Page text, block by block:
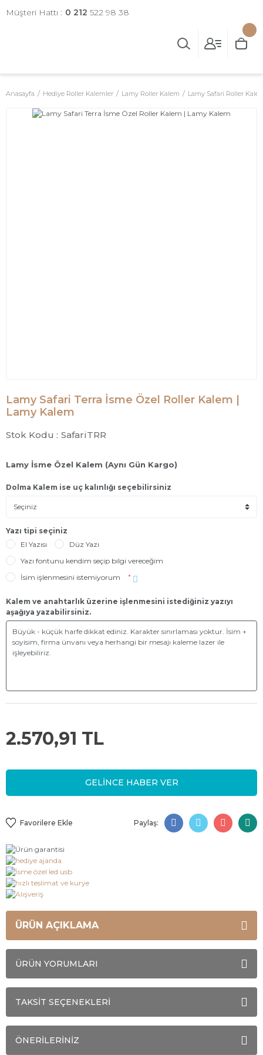
Müşteri Hattı : 0 212 522 98 38
Anasayfa Hediye Roller Kalemler Lamy Roller Kalem Lamy Safari Roller
Lamy Safari Terra İsme Özel Roller Kalem |
Lamy Kalem
Stok Kodu : SafariTRR
Lamy İsme Özel Kalem (Aynı Gün Kargo)
Dolma Kalem ise uç kalınlığı seçebilirsiniz
Yazı tipi seçiniz
El Yazısı
Düz Yazı
Yazı fontunu kendim seçip bilgi vereceğim
İsim işlenmesini istemiyorum
*
Kalem ve anahtarlık üzerine işlenmesini istediğiniz yazıyı
aşağıya yazabilirsiniz.
2.570,91 TL
GELİNCE HABER VER
Paylaş:
ÜRÜN AÇIKLAMA
ÜRÜN YORUMLARI
TAKSİT SEÇENEKLERİ
ÖNERİLERİNİZ